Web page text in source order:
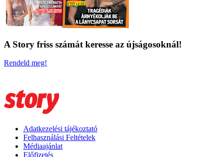
A Story friss számát keresse az újságosoknál!
Rendeld meg!
Adatkezelési tájékoztató
Felhasználási Feltételek
Médiaajánlat
Előfizetés